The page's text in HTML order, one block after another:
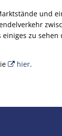
und
zu sehen
hier.